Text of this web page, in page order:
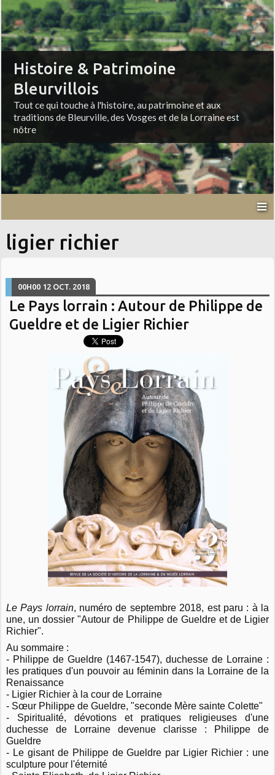
Histoire & Patrimoine
Bleurvillois
Tout ce qui touche à l'histoire, au patrimoine et aux
traditions de Bleurville, des Vosges et de la Lorraine est
nôtre
ligier richier
00H00 12 OCT. 2018
Le Pays lorrain : Autour de Philippe de
Gueldre et de Ligier Richier
Le Pays lorrain, numéro de septembre 2018, est paru : à la
une, un dossier "Autour de Philippe de Gueldre et de Ligier
Richier".
Au sommaire :
- Philippe de Gueldre (1467-1547), duchesse de Lorraine :
les pratiques d'un pouvoir au féminin dans la Lorraine de la
Renaissance
- Ligier Richier à la cour de Lorraine
- Sœur Philippe de Gueldre, "seconde Mère sainte Colette"
- Spiritualité, dévotions et pratiques religieuses d'une
duchesse de Lorraine devenue clarisse : Philippe de
Gueldre
- Le gisant de Philippe de Gueldre par Ligier Richier : une
sculpture pour l'éternité